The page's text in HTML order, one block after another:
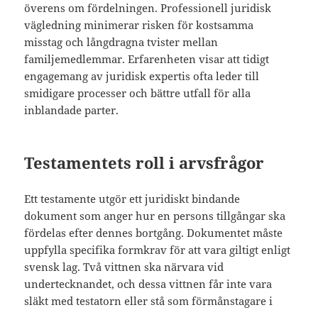
överens om fördelningen. Professionell juridisk
vägledning minimerar risken för kostsamma
misstag och långdragna tvister mellan
familjemedlemmar. Erfarenheten visar att tidigt
engagemang av juridisk expertis ofta leder till
smidigare processer och bättre utfall för alla
inblandade parter.
Testamentets roll i arvsfrågor
Ett testamente utgör ett juridiskt bindande
dokument som anger hur en persons tillgångar ska
fördelas efter dennes bortgång. Dokumentet måste
uppfylla specifika formkrav för att vara giltigt enligt
svensk lag. Två vittnen ska närvara vid
undertecknandet, och dessa vittnen får inte vara
släkt med testatorn eller stå som förmånstagare i